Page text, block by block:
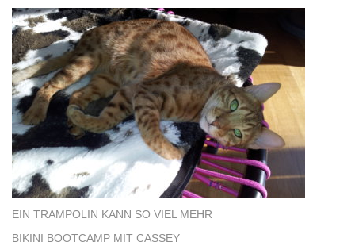
EIN TRAMPOLIN KANN SO VIEL MEHR
BIKINI BOOTCAMP MIT CASSEY